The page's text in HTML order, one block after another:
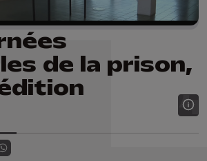
de la prison,
sur FaceBook
sur LinkedIn
Partagez sur Whatsapp